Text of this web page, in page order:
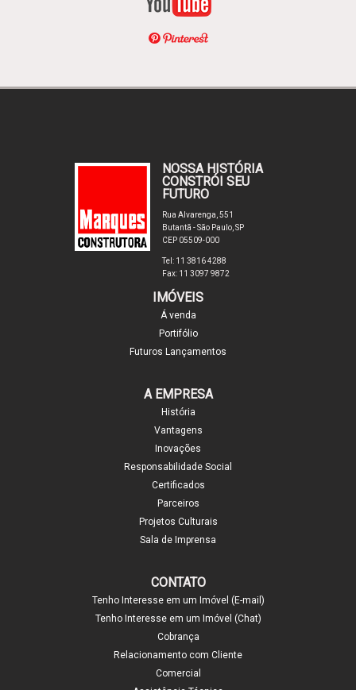
NOSSA HISTÓRIA
CONSTRÓI SEU
FUTURO
Rua Alvarenga, 551
Butantã - São Paulo, SP
CEP 05509-000
Tel: 11 3816 4288
Fax: 11 3097 9872
IMÓVEIS
Á venda
Portifólio
Futuros Lançamentos
A EMPRESA
História
Vantagens
Inovações
Responsabilidade Social
Certificados
Parceiros
Projetos Culturais
Sala de Imprensa
CONTATO
Tenho Interesse em um Imóvel (E-mail)
Tenho Interesse em um Imóvel (Chat)
Cobrança
Relacionamento com Cliente
Comercial